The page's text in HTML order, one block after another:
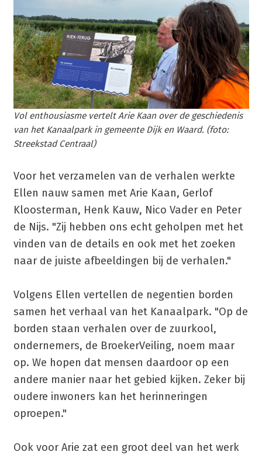
Vol enthousiasme vertelt Arie Kaan over de geschiedenis
van het Kanaalpark in gemeente Dijk en Waard. (foto:
Streekstad Centraal)
Voor het verzamelen van de verhalen werkte
Ellen nauw samen met Arie Kaan, Gerlof
Kloosterman, Henk Kauw, Nico Vader en Peter
de Nijs. "Zij hebben ons echt geholpen met het
vinden van de details en ook met het zoeken
naar de juiste afbeeldingen bij de verhalen."
Volgens Ellen vertellen de negentien borden
samen het verhaal van het Kanaalpark. "Op de
borden staan verhalen over de zuurkool,
ondernemers, de BroekerVeiling, noem maar
op. We hopen dat mensen daardoor op een
andere manier naar het gebied kijken. Zeker bij
oudere inwoners kan het herinneringen
oproepen."
Ook voor Arie zat een groot deel van het werk